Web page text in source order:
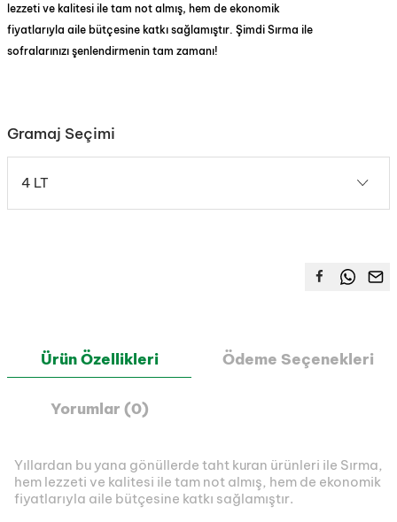
lezzeti ve kalitesi ile tam not almış, hem de ekonomik
fiyatlarıyla aile bütçesine katkı sağlamıştır. Şimdi Sırma ile
sofralarınızı şenlendirmenin tam zamanı!
Gramaj Seçimi
4 LT
Ürün Özellikleri Ödeme Seçenekleri
Yorumlar (0)
Yıllardan bu yana gönüllerde taht kuran ürünleri ile Sırma,
hem lezzeti ve kalitesi ile tam not almış, hem de ekonomik
fiyatlarıyla aile bütçesine katkı sağlamıştır.